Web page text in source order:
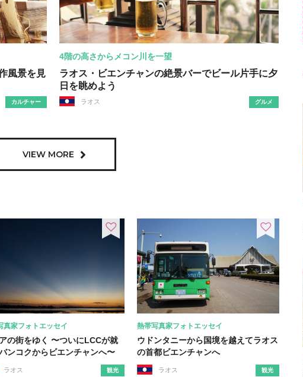
風景を見
カルチャー
4階の高さからメコン川を一望
ラオス・ビエンチャンの絶景バーでビール片手に夕
日を眺めよう
ラオス グルメ
VIEW MORE
真家フォトエッセイ
の街をゆく 〜ついにLCCが就
ンコクからビエンチャンへ〜
ラオス 観光
熱帯写真家フォトエッセイ
ウドンタニーから国境を越えてラオス
の首都ビエンチャンへ
ラオス 観光